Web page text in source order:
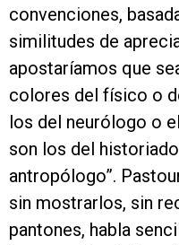
convenciones,
similitudes de
apostaríamos que
colores del físico o
los del neurólogo o
son los del
antropólogo”.
sin mostrarlos, sin
pantones, habla